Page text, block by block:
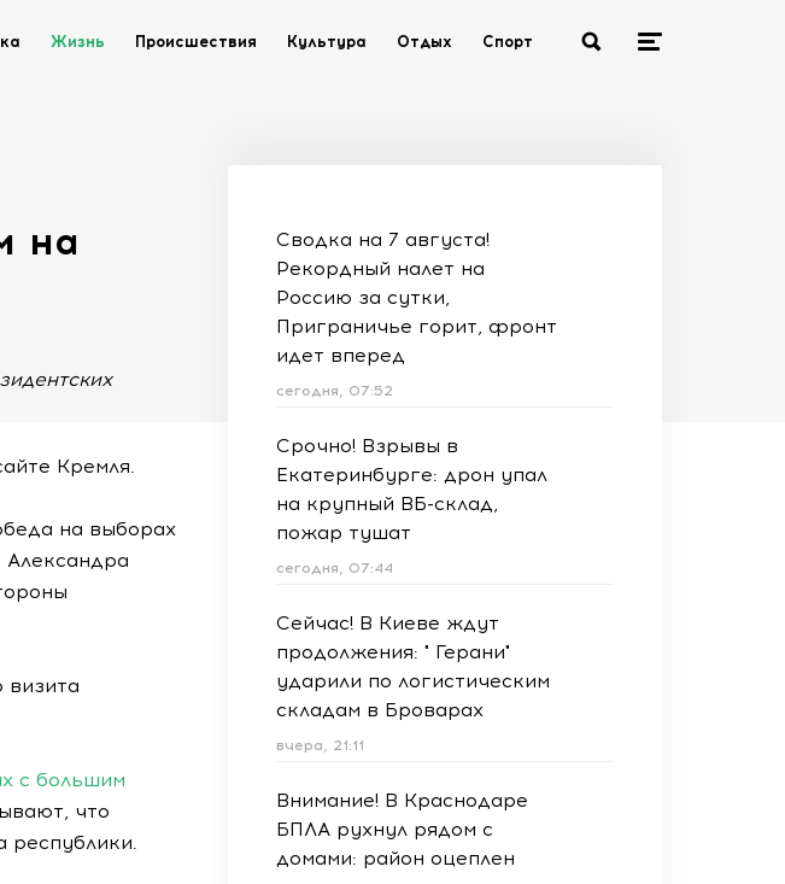
Жизнь Происшествия Культура Отдых Спорт
на
Кремля.
на выборах
Александра
визита
с большим
что
республики.
Сводка на 7 августа!
Рекордный налет на
Россию за сутки,
Приграничье горит, фронт
идет вперед
сегодня, 07:52
Срочно! Взрывы в
Екатеринбурге: дрон упал
на крупный ВБ-склад,
пожар тушат
сегодня, 07:44
Сейчас! В Киеве ждут
продолжения: " Герани"
ударили по логистическим
складам в Броварах
вчера, 21:11
Внимание! В Краснодаре
БПЛА рухнул рядом с
домами: район оцеплен